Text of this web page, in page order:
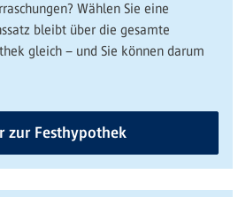
Wählen Sie eine
bleibt über die gesamte
gleich – und Sie können darum
zur Festhypothek